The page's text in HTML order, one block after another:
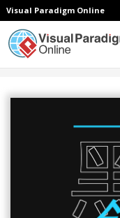
Visual Paradigm Online